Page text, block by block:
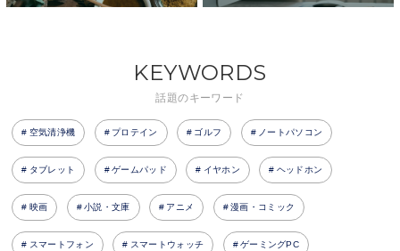
KEYWORDS
話題のキーワード
空気清浄機 プロテイン ゴルフ ノートパソコン
タブレット ゲームパッド イヤホン ヘッドホン
映画 小説・文庫 アニメ 漫画・コミック
スマートフォン スマートウォッチ ゲーミングPC